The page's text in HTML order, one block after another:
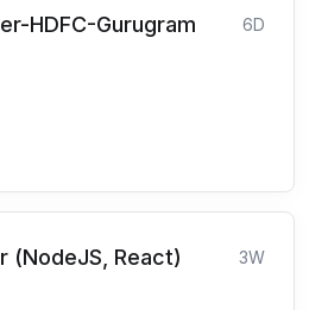
HDFC-Gurugram 6D
(NodeJS, React) 3W